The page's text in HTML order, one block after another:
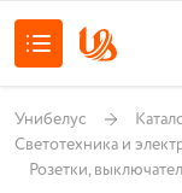
Унибелус
Светотехника и
Розетки,